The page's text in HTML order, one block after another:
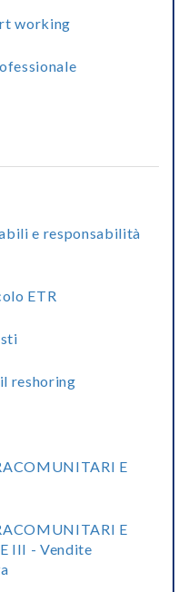
working
e responsabilità
ETR
reshoring
E
E
III - Vendite